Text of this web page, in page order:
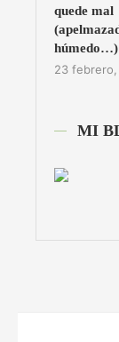
quede mal
húmedo…)
23 febrero,
MI